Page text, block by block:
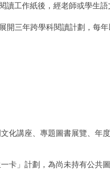
工作紙後，經老師或學生語
三年跨學科閱讀計劃，每
化講座、專題圖書展覽、年
」計劃，為尚未持有公共